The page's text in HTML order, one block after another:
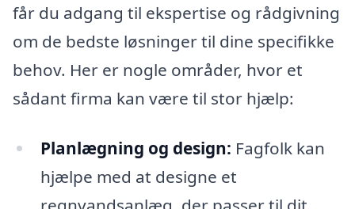
får du adgang til ekspertise og rådgivning
om de bedste løsninger til dine specifikke
behov. Her er nogle områder, hvor et
sådant firma kan være til stor hjælp:
Planlægning og design: Fagfolk kan
hjælpe med at designe et